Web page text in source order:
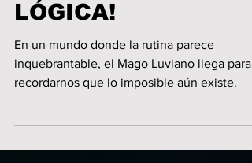
ILUSIONISTA QUE
ROMPE TODA
LÓGICA!